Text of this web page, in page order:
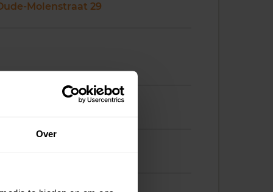
Over
Molenstraat 29
Oude-Molenstraat 37